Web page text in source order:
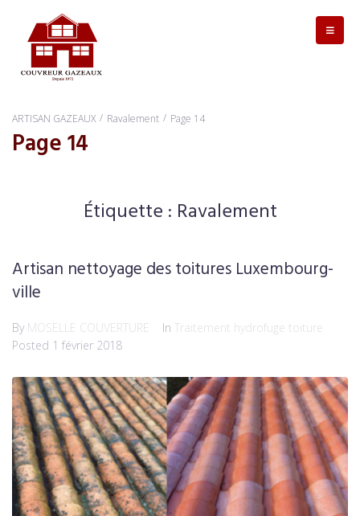
Page 14
ARTISAN GAZEAUX / Ravalement / Page 14
Étiquette : Ravalement
Artisan nettoyage des toitures Luxembourg-
ville
By MOSELLE COUVERTURE In Traitement hydrofuge toiture
Posted 1 février 2018